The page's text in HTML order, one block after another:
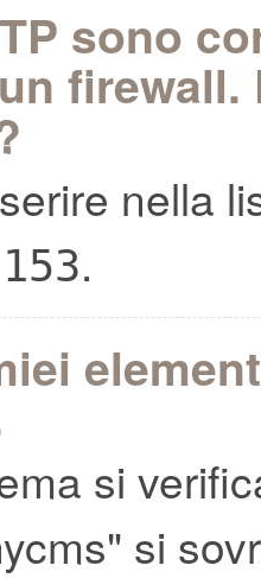
sono
firewall.
nella
.
si
si